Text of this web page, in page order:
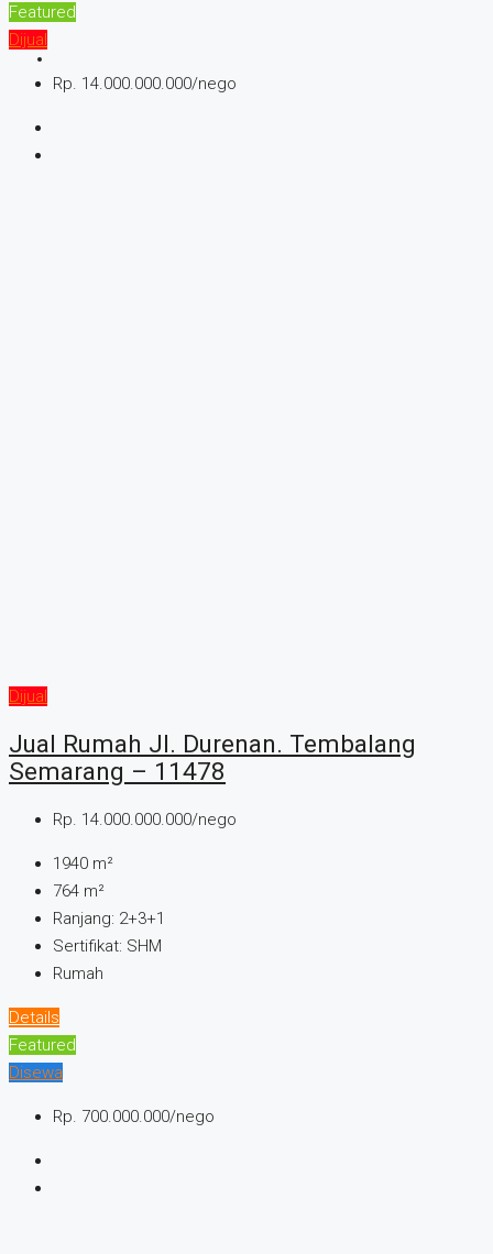
Featured
Dijual
Rp. 14.000.000.000/nego
Dijual
Jual Rumah Jl. Durenan. Tembalang
Semarang – 11478
Rp. 14.000.000.000/nego
1940 m²
764 m²
Ranjang: 2+3+1
Sertifikat: SHM
Rumah
Details
Featured
Disewa
Rp. 700.000.000/nego